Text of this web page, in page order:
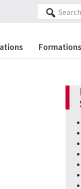
Search
this
Formations